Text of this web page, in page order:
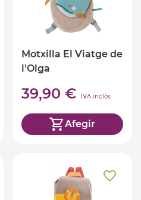
Motxilla El Viatge de
l'Olga
39,90 € IVA inclòs
Afegir